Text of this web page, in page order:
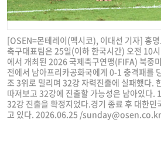
[OSEN=몬테레이(멕시코), 이대선 기자] 홍
축구대표팀은 25일(이하 한국시간) 오전 10
에서 개최된 2026 국제축구연맹(FIFA) 북중
전에서 남아프리카공화국에게 0-1 충격패를
조 3위로 밀리며 32강 자력진출에 실패했다.
따져보고 32강에 진출할 가능성은 남아있다.
32강 진출을 확정지었다.경기 종료 후 대한민
고 있다. 2026.06.25 /sunday@osen.co.kr